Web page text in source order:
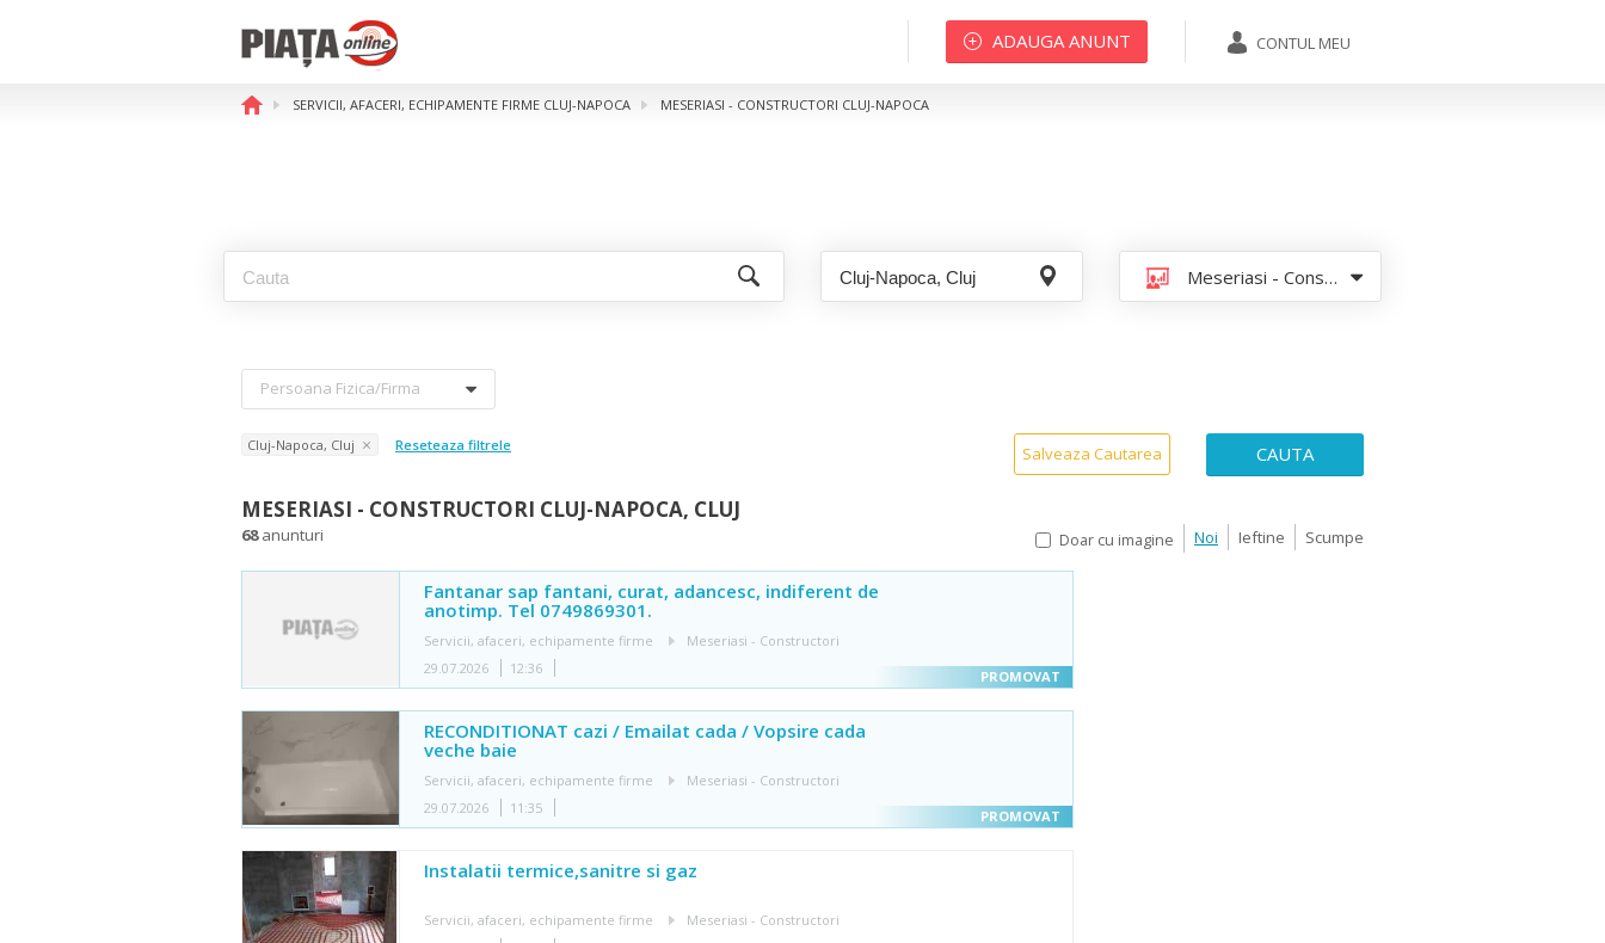
CONTUL MEU
ADAUGA ANUNT
SERVICII, AFACERI, ECHIPAMENTE FIRME CLUJ-NAPOCA MESERIASI - CONSTRUCTORI CLUJ-NAPOCA
Meseriasi - Constructori
Persoana Fizica/firma
Cluj-Napoca, Cluj Reseteaza filtrele Salveaza Cautarea CAUTA
MESERIASI - CONSTRUCTORI CLUJ-NAPOCA, CLUJ
68anunturi Doar cu imagine Noi Ieftine Scumpe
Fantanar sap fantani, curat, adancesc, indiferent de
anotimp. Tel 0749869301.
Servicii, afaceri, echipamente firme
Meseriasi - Constructori
29.07.2026
12:36
RECONDITIONAT cazi / Emailat cada / Vopsire cada
veche baie
Servicii, afaceri, echipamente firme
Meseriasi - Constructori
29.07.2026
11:35
Instalatii termice,sanitre si gaz
Servicii, afaceri, echipamente firme
Meseriasi - Constructori